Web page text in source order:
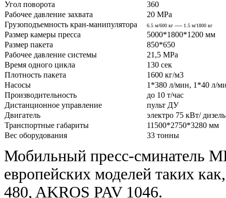
Угол поворота
360
Рабочее давление захвата
20 MPa
Грузоподъемность кран-манипулятора
6.5 м/600 кг ----- 1.5 м/1800 кг
Размер камеры пресса
5000*1800*1200 мм
Размер пакета
850*650
Рабочее давление системы
21,5 MPa
Время одного цикла
130 сек
Плотность пакета
1600 кг/м3
Насосы
1*380 л/мин, 1*40 л/
Производительность
до 10 т/час
Дистанционное управление
пульт ДУ
Двигатель
электро 75 кВт/
Транспортные габариты
11500*2750*3280 мм
Вес оборудования
33 тонны
Мобильный пресс-сминатель
европейских моделей таких
480, AKROS PAV 1046.